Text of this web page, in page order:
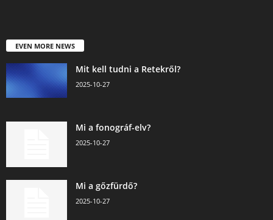
EVEN MORE NEWS
Mit kell tudni a Retekről?
2025-10-27
Mi a fonográf-elv?
2025-10-27
Mi a gőzfürdő?
2025-10-27